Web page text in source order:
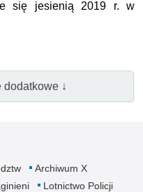
się jesienią 2019 r. w
dodatkowe ↓
Archiwum X
Lotnictwo Policji